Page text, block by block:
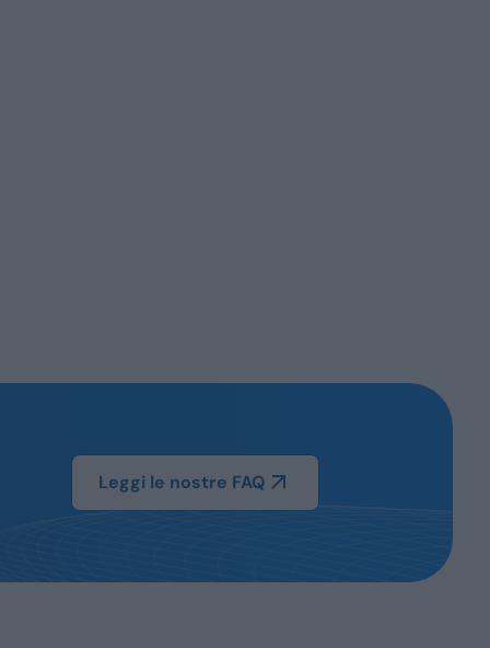
Leggi le nostre FAQ